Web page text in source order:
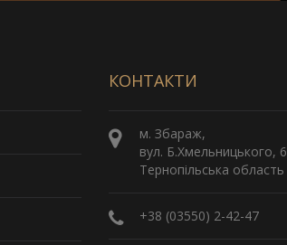
КОНТАКТИ
м. Збараж,
вул. Б.Хмельницького, 6
Тернопільська область
+38 (03550) 2-42-47